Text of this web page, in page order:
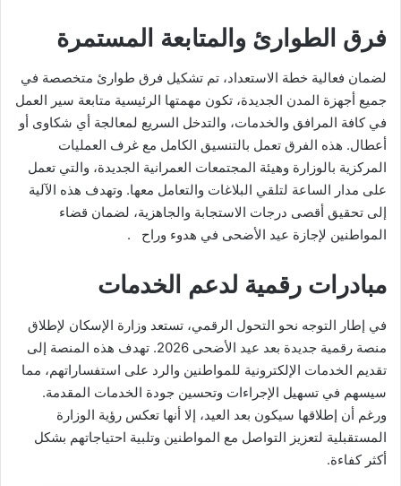
فرق الطوارئ والمتابعة المستمرة
لضمان فعالية خطة الاستعداد، تم تشكيل فرق طوارئ متخصصة في
جميع أجهزة المدن الجديدة، تكون مهمتها الرئيسية متابعة سير العمل
في كافة المرافق والخدمات، والتدخل السريع لمعالجة أي شكاوى أو
أعطال. هذه الفرق تعمل بالتنسيق الكامل مع غرف العمليات
المركزية بالوزارة وهيئة المجتمعات العمرانية الجديدة، والتي تعمل
على مدار الساعة لتلقي البلاغات والتعامل معها. وتهدف هذه الآلية
إلى تحقيق أقصى درجات الاستجابة والجاهزية، لضمان قضاء
المواطنين لإجازة عيد الأضحى في هدوء وراح .
مبادرات رقمية لدعم الخدمات
في إطار التوجه نحو التحول الرقمي، تستعد وزارة الإسكان لإطلاق
منصة رقمية جديدة بعد عيد الأضحى 2026. تهدف هذه المنصة إلى
تقديم الخدمات الإلكترونية للمواطنين والرد على استفساراتهم، مما
سيسهم في تسهيل الإجراءات وتحسين جودة الخدمات المقدمة.
ورغم أن إطلاقها سيكون بعد العيد، إلا أنها تعكس رؤية الوزارة
المستقبلية لتعزيز التواصل مع المواطنين وتلبية احتياجاتهم بشكل
أكثر كفاءة.